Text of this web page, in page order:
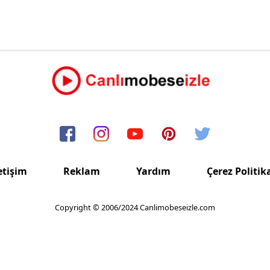
Reklam Yardım Çerez
Copyright © 2006/2024 Canlimobeseizle.com